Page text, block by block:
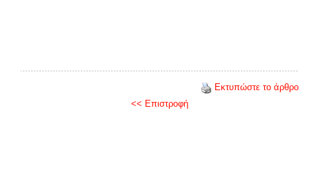
Εκτυπώστε το άρθρο
<< Επιστροφή